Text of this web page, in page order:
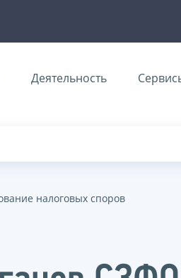
Деятельность
налоговых споров